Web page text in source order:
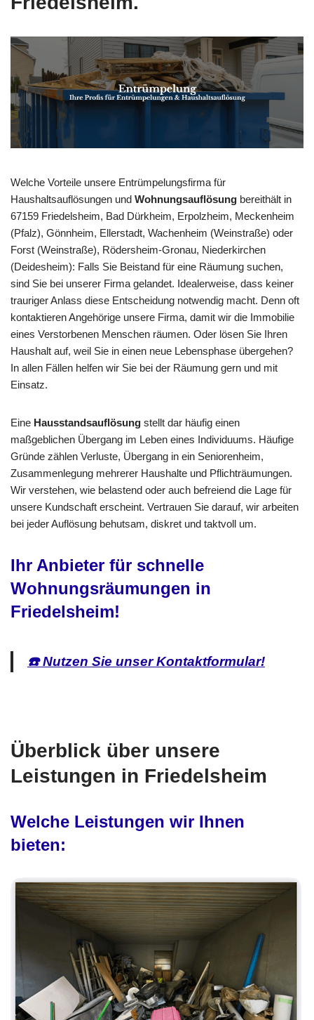
Welche Vorteile unsere Entrümpelungsfirma für
Haushaltsauflösungen und Wohnungsauflösung bereithält in
67159 Friedelsheim, Bad Dürkheim, Erpolzheim, Meckenheim
(Pfalz), Gönnheim, Ellerstadt, Wachenheim (Weinstraße) oder
Forst (Weinstraße), Rödersheim-Gronau, Niederkirchen
(Deidesheim): Falls Sie Beistand für eine Räumung suchen,
sind Sie bei unserer Firma gelandet. Idealerweise, dass keiner
trauriger Anlass diese Entscheidung notwendig macht. Denn oft
kontaktieren Angehörige unsere Firma, damit wir die Immobilie
eines Verstorbenen Menschen räumen. Oder lösen Sie Ihren
Haushalt auf, weil Sie in einen neue Lebensphase übergehen?
In allen Fällen helfen wir Sie bei der Räumung gern und mit
Einsatz.
Eine Hausstandsauflösung stellt dar häufig einen
maßgeblichen Übergang im Leben eines Individuums. Häufige
Gründe zählen Verluste, Übergang in ein Seniorenheim,
Zusammenlegung mehrerer Haushalte und Pflichträumungen.
Wir verstehen, wie belastend oder auch befreiend die Lage für
unsere Kundschaft erscheint. Vertrauen Sie darauf, wir arbeiten
bei jeder Auflösung behutsam, diskret und taktvoll um.
Ihr Anbieter für schnelle
Wohnungsräumungen in
Friedelsheim!
☎️ Nutzen Sie unser Kontaktformular!
Überblick über unsere
Leistungen in Friedelsheim
Welche Leistungen wir Ihnen
bieten: